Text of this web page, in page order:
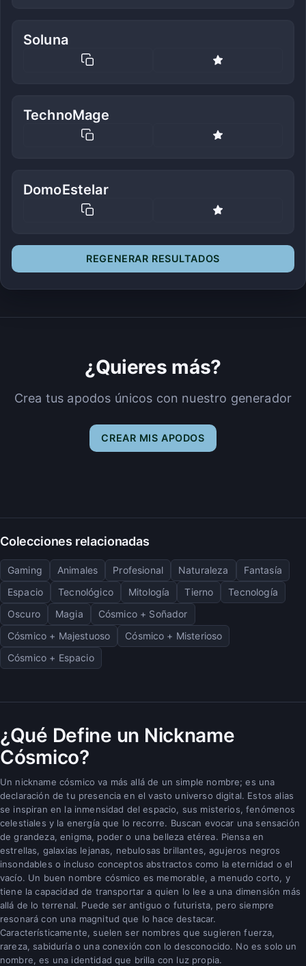
Soluna
TechnoMage
DomoEstelar
REGENERAR RESULTADOS
¿Quieres más?
Crea tus apodos únicos con nuestro generador
CREAR MIS APODOS
Colecciones relacionadas
Gaming Animales Profesional Naturaleza
Fantasía
Espacio
Tecnológico Mitología Tierno
Tecnología
Oscuro
Magia
Cósmico + Soñador
Cósmico + Majestuoso
Cósmico + Misterioso
Cósmico + Espacio
¿Qué Define un Nickname
Cósmico?
Un nickname cósmico va más allá de un simple nombre; es una
declaración de tu presencia en el vasto universo digital. Estos alias
se inspiran en la inmensidad del espacio, sus misterios, fenómenos
celestiales y la energía que lo recorre. Buscan evocar una sensación
de grandeza, enigma, poder o una belleza etérea. Piensa en
estrellas, galaxias lejanas, nebulosas brillantes, agujeros negros
insondables o incluso conceptos abstractos como la eternidad o el
vacío. Un buen nombre cósmico es memorable, a menudo corto, y
tiene la capacidad de transportar a quien lo lee a una dimensión más
allá de lo terrenal. Puede ser antiguo o futurista, pero siempre
resonará con una magnitud que lo hace destacar.
Característicamente, suelen ser nombres que sugieren fuerza,
rareza, sabiduría o una conexión con lo desconocido. No es solo un
nombre, es una identidad que brilla con luz propia.